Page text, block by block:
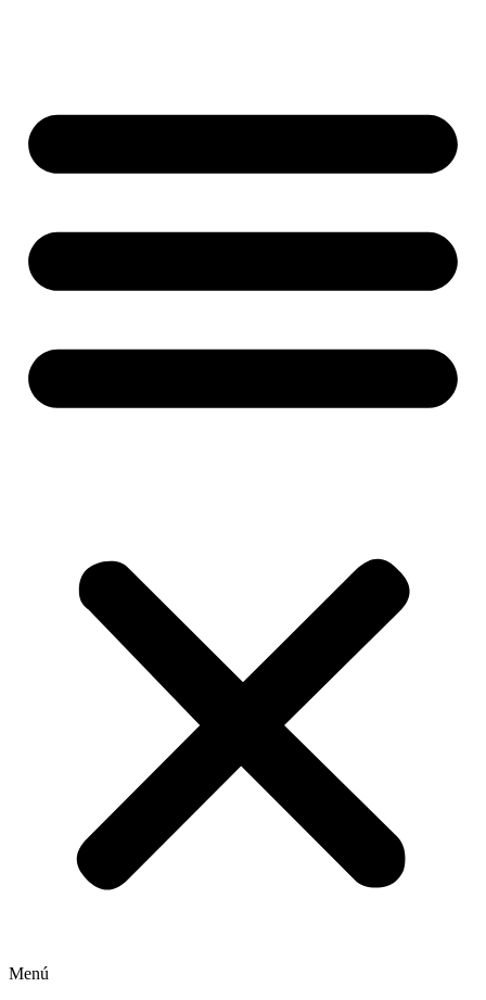
Menú